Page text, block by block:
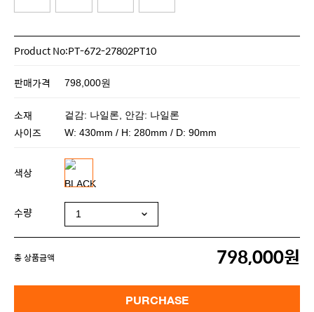
Product No:PT-672-27802PT10
판매가격 798,000원
소재 겉감: 나일론, 안감: 나일론
사이즈 W: 430mm / H: 280mm / D: 90mm
색상
수량
총 상품금액 798,000원
PURCHASE